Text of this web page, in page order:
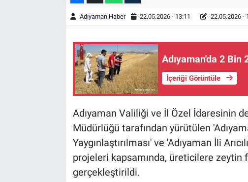
Adıyaman Haber 22.05.2026 - 13:11 22.05.2026 -
Adıyaman'da 2 Bin
İçeriği Görüntüle
Adıyaman Valiliği ve İl Özel İdaresinin
Müdürlüğü tarafından yürütülen
Yaygınlaştırılması' ve 'Adıyaman İli
projeleri kapsamında, üreticilere zeytin
gerçekleştirildi.